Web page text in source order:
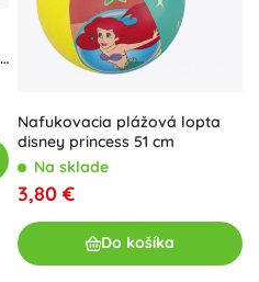
Nafukovacia plážová lopta
disney princess 51 cm
Na sklade
3,80 €
Do košíka